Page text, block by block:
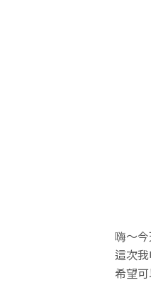
嗨～
這次
希望